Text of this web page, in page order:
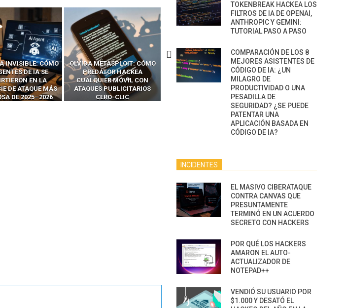
CÓMO
HACKEA
MÓVIL CON
PUBLICITARIOS
CLIC
CÓMO LOS HACKERS
INTERCEPTAN OTPS Y
LLAMADAS MÓVILES SIN
‘HACKEAR’ — EL INCREÍBLE
PODER DE LOS SIM BOXES”
13 TÉCNICAS
RIDÍCULAMENTE FÁCILES
PARA HACKEAR Y EXPLOTAR
NAVEGADORES DE IA
CÓMO LOS HACKERS
MANIPULAN GITHUB
COPILOT DENTRO DE VS
TOKENBREAK HACKEA LOS
FILTROS DE IA DE OPENAI,
ANTHROPIC Y GEMINI:
TUTORIAL PASO A PASO
COMPARACIÓN DE LOS 8
MEJORES ASISTENTES DE
CÓDIGO DE IA: ¿UN
MILAGRO DE
PRODUCTIVIDAD O UNA
PESADILLA DE
SEGURIDAD? ¿SE PUEDE
PATENTAR UNA
APLICACIÓN BASADA EN
CÓDIGO DE IA?
INCIDENTES
EL MASIVO CIBERATAQUE
CONTRA CANVAS QUE
PRESUNTAMENTE
TERMINÓ EN UN ACUERDO
SECRETO CON HACKERS
POR QUÉ LOS HACKERS
AMARON EL AUTO-
ACTUALIZADOR DE
NOTEPAD++
VENDIÓ SU USUARIO POR
$1.000 Y DESATÓ EL